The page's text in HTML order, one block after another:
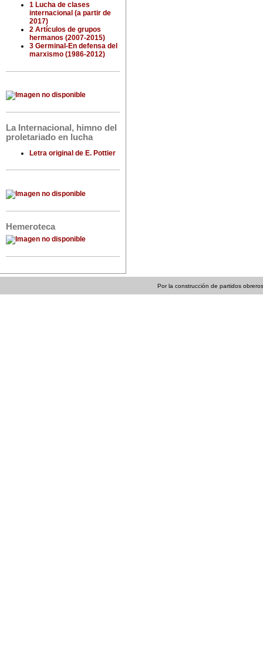
1 Lucha de clases
internacional (a partir de
2017)
2 Artículos de grupos
hermanos (2007-2015)
3 Germinal-En defensa del
marxismo (1986-2012)
La Internacional, himno del
proletariado en lucha
Letra original de E. Pottier
Hemeroteca
Por la construcción de partidos